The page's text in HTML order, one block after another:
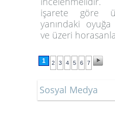
işarete göre
yanındaki
ve üzeri horasanla
1 2 3 4 5 6 7
Sosyal Medya